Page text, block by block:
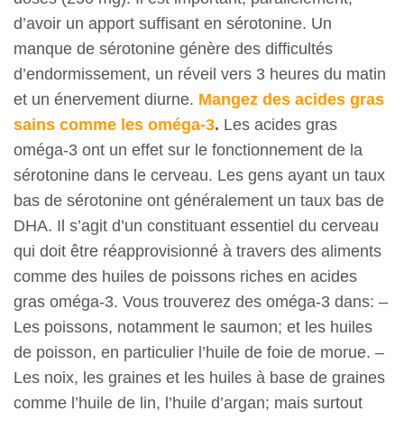
d’avoir un apport suffisant en sérotonine. Un
manque de sérotonine génère des difficultés
d’endormissement, un réveil vers 3 heures du matin
et un énervement diurne. Mangez des acides gras
sains comme les oméga-3. Les acides gras
oméga-3 ont un effet sur le fonctionnement de la
sérotonine dans le cerveau. Les gens ayant un taux
bas de sérotonine ont généralement un taux bas de
DHA. Il s’agit d’un constituant essentiel du cerveau
qui doit être réapprovisionné à travers des aliments
comme des huiles de poissons riches en acides
gras oméga-3. Vous trouverez des oméga-3 dans: –
Les poissons, notamment le saumon; et les huiles
de poisson, en particulier l’huile de foie de morue. –
Les noix, les graines et les huiles à base de graines
comme l’huile de lin, l’huile d’argan; mais surtout